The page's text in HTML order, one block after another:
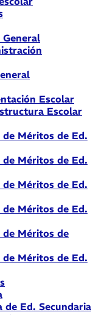
General
Escolar
Escolar
Méritos de Ed.
Méritos de Ed.
Méritos de Ed.
Méritos de Ed.
Méritos de
Méritos de Ed.
de Ed. Secundaria